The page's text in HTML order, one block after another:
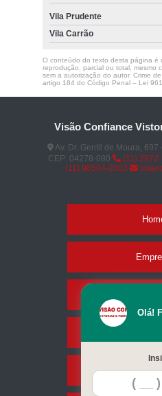
Vila Prudente
Vila Carrão
O conteúdo do texto desta página é
reprodução, parcial ou total, mesmo
sem a autorização do autor. Crime
artigo 184 do Código Penal – Lei
Visão Confiance
Av. Dr. Gentil de Moura,
CEP: 04278-080
(11)
(11) 98504-2000
Olá!